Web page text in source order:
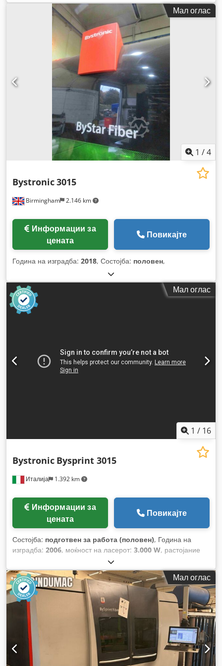
Мал оглас
1 /4
Birmingham 2.146 km
Bystronic3015
цената
Повикајте
Година на изградба: 2018, Состојба: половен,
Мал оглас
1 / 16
Италија 1.392 km
Bystronic Bysprint 3015
цената
Повикајте
Состојба: подготвен за работа (половен), Година на
изградба: 2006, моќност на ласерот: 3.000 W, растојание
3.000 мм
1.500 мм, број на оски:3,
Мал оглас